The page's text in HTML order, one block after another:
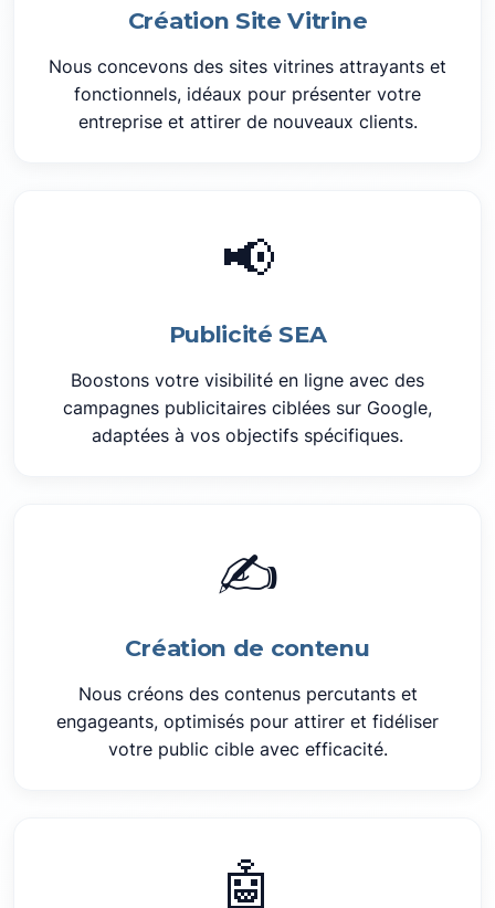
Création Site Vitrine
Nous concevons des sites vitrines attrayants et
fonctionnels, idéaux pour présenter votre
entreprise et attirer de nouveaux clients.
📢
Publicité SEA
Boostons votre visibilité en ligne avec des
campagnes publicitaires ciblées sur Google,
adaptées à vos objectifs spécifiques.
✍️
Création de contenu
Nous créons des contenus percutants et
engageants, optimisés pour attirer et fidéliser
votre public cible avec efficacité.
🤖